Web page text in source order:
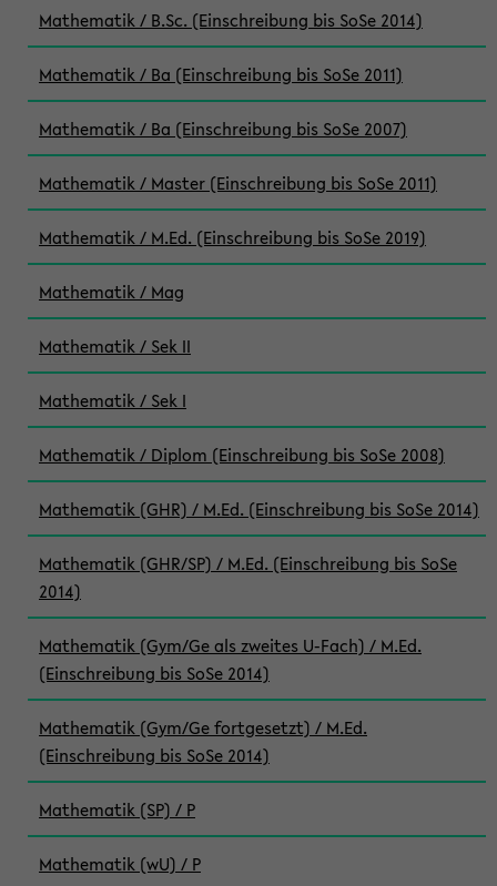
Mathematik / B.Sc. (Einschreibung bis SoSe 2014)
Mathematik / Ba (Einschreibung bis SoSe 2011)
Mathematik / Ba (Einschreibung bis SoSe 2007)
Mathematik / Master (Einschreibung bis SoSe 2011)
Mathematik / M.Ed. (Einschreibung bis SoSe 2019)
Mathematik / Mag
Mathematik / Sek II
Mathematik / Sek I
Mathematik / Diplom (Einschreibung bis SoSe 2008)
Mathematik (GHR) / M.Ed. (Einschreibung bis SoSe 2014)
Mathematik (GHR/SP) / M.Ed. (Einschreibung bis SoSe
2014)
Mathematik (Gym/Ge als zweites U-Fach) / M.Ed.
(Einschreibung bis SoSe 2014)
Mathematik (Gym/Ge fortgesetzt) / M.Ed.
(Einschreibung bis SoSe 2014)
Mathematik (SP) / P
Mathematik (wU) / P